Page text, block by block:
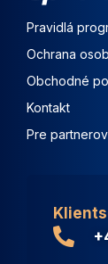
Pravidlá
Ochrana
Obchodné
Kontakt
Pre partnerov